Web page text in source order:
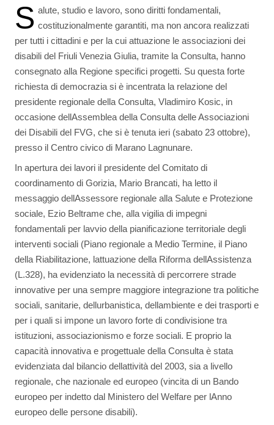
S alute, studio e lavoro, sono diritti fondamentali,
costituzionalmente garantiti, ma non ancora realizzati
per tutti i cittadini e per la cui attuazione le associazioni dei
disabili del Friuli Venezia Giulia, tramite la Consulta, hanno
consegnato alla Regione specifici progetti. Su questa forte
richiesta di democrazia si è incentrata la relazione del
presidente regionale della Consulta, Vladimiro Kosic, in
occasione dellAssemblea della Consulta delle Associazioni
dei Disabili del FVG, che si è tenuta ieri (sabato 23 ottobre),
presso il Centro civico di Marano Lagnunare.
In apertura dei lavori il presidente del Comitato di
coordinamento di Gorizia, Mario Brancati, ha letto il
messaggio dellAssessore regionale alla Salute e Protezione
sociale, Ezio Beltrame che, alla vigilia di impegni
fondamentali per lavvio della pianificazione territoriale degli
interventi sociali (Piano regionale a Medio Termine, il Piano
della Riabilitazione, lattuazione della Riforma dellAssistenza
(L.328), ha evidenziato la necessità di percorrere strade
innovative per una sempre maggiore integrazione tra politiche
sociali, sanitarie, dellurbanistica, dellambiente e dei trasporti e
per i quali si impone un lavoro forte di condivisione tra
istituzioni, associazionismo e forze sociali. E proprio la
capacità innovativa e progettuale della Consulta è stata
evidenziata dal bilancio dellattività del 2003, sia a livello
regionale, che nazionale ed europeo (vincita di un Bando
europeo per indetto dal Ministero del Welfare per lAnno
europeo delle persone disabili).